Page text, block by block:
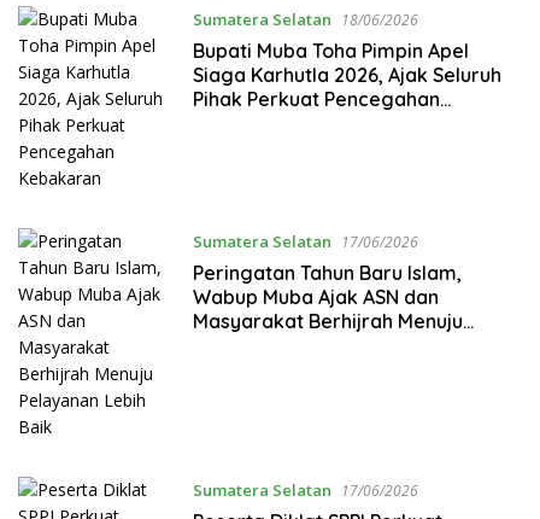
Sumatera Selatan 18/06/2026
Bupati Muba Toha Pimpin Apel
Siaga Karhutla 2026, Ajak Seluruh
Pihak Perkuat Pencegahan
Sumatera Selatan 17/06/2026
Peringatan Tahun Baru Islam,
Wabup Muba Ajak ASN dan
Masyarakat Berhijrah Menuju
Sumatera Selatan 17/06/2026